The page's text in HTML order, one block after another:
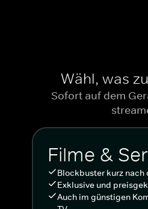
Wähl, was
Sofort auf dem
Filme &
Blockbuster kurz nach
Exklusive und
Auch im günstigen